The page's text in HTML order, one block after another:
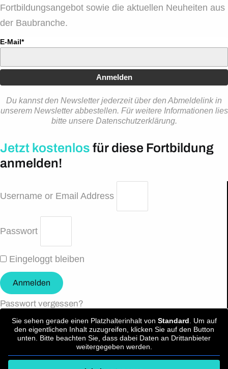
Fortbildungsangebot sowie die aktuellen Neuheiten aus
der Baubranche.
E-Mail*
Anmelden
Du kannst den Newsletter jederzeit über den Abmeldelink in
unserem Newsletter abbestellen. Für weitere Informationen lies
bitte unsere Datenschutzerklärung.
Jetzt kostenlos für diese Fortbildung
anmelden!
Username or Email Address
Passwort
Eingeloggt bleiben
Anmelden
Passwort vergessen?
Sie sehen gerade einen Platzhalterinhalt von Standard . Um auf
den eigentlichen Inhalt zuzugreifen, klicken Sie auf den Button
unten. Bitte beachten Sie, dass dabei Daten an Drittanbieter
weitergegeben werden.